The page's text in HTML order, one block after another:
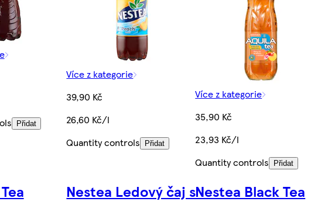
Přidat
Více z kategorie
39,90 Kč
26,60 Kč/l
Quantity controls
Přidat
Více z kategorie
35,90 Kč
23,93 Kč/l
Quantity controls
Přidat
Nestea Ledový čaj sNestea Black Tea